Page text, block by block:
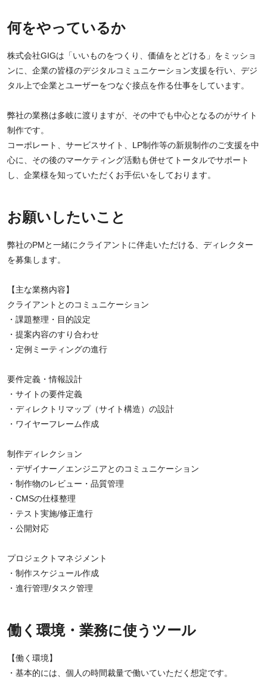
何をやっているか
株式会社GIGは「いいものをつくり、価値をとどける」をミッショ
ンに、企業の皆様のデジタルコミュニケーション支援を行い、デジ
タル上で企業とユーザーをつなぐ接点を作る仕事をしています。
弊社の業務は多岐に渡りますが、その中でも中心となるのがサイト
制作です。
コーポレート、サービスサイト、LP制作等の新規制作のご支援を中
心に、その後のマーケティング活動も併せてトータルでサポート
し、企業様を知っていただくお手伝いをしております。
お願いしたいこと
弊社のPMと一緒にクライアントに伴走いただける、ディレクター
を募集します。
【主な業務内容】
クライアントとのコミュニケーション
・課題整理・目的設定
・提案内容のすり合わせ
・定例ミーティングの進行
要件定義・情報設計
・サイトの要件定義
・ディレクトリマップ（サイト構造）の設計
・ワイヤーフレーム作成
制作ディレクション
・デザイナー／エンジニアとのコミュニケーション
・制作物のレビュー・品質管理
・CMSの仕様整理
・テスト実施/修正進行
・公開対応
プロジェクトマネジメント
・制作スケジュール作成
・進行管理/タスク管理
働く環境・業務に使うツール
【働く環境】
・基本的には、個人の時間裁量で働いていただく想定です。